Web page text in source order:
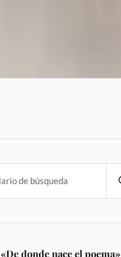
«De donde nace el poema»